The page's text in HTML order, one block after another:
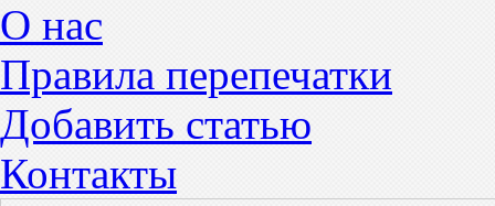
О нас
Правила перепечатки
Добавить статью
Контакты